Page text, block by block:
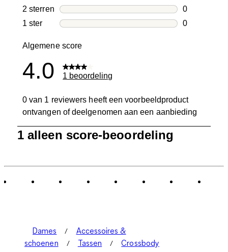
0
2 sterren sterren
0
0
1 ster sterren
0
Algemene score
4.0 1 beoordeling
0 van 1 reviewers heeft een voorbeeldproduct
ontvangen of deelgenomen aan een aanbieding
van
1 alleen score-beoordeling
Dames
Accessoires &
schoenen
Tassen
Crossbody